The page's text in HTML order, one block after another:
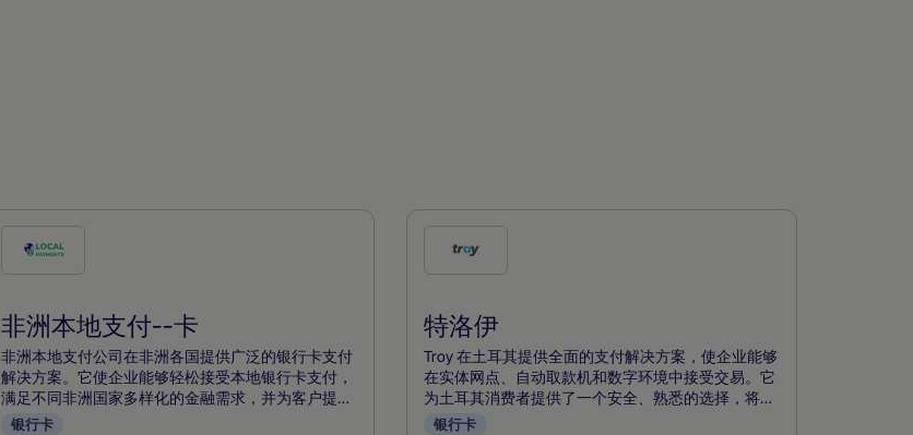
选
付
款
方
式
非洲本地支付--卡
非洲本地支付公司在非洲各国提供广泛的银行卡支付
解决方案。它使企业能够轻松接受本地银行卡支付，
满足不同非洲国家多样化的金融需求，并为客户提供
熟悉、方便的支付选择。
银行卡
选
付
款
方
式
特洛伊
Troy 在土耳其提供全面的支付解决方案，使企业能够
在实体网点、自动取款机和数字环境中接受交易。它
为土耳其消费者提供了一个安全、熟悉的选择，将广
泛的接受度与强大的安全性结合起来，既适用于现场
银行卡